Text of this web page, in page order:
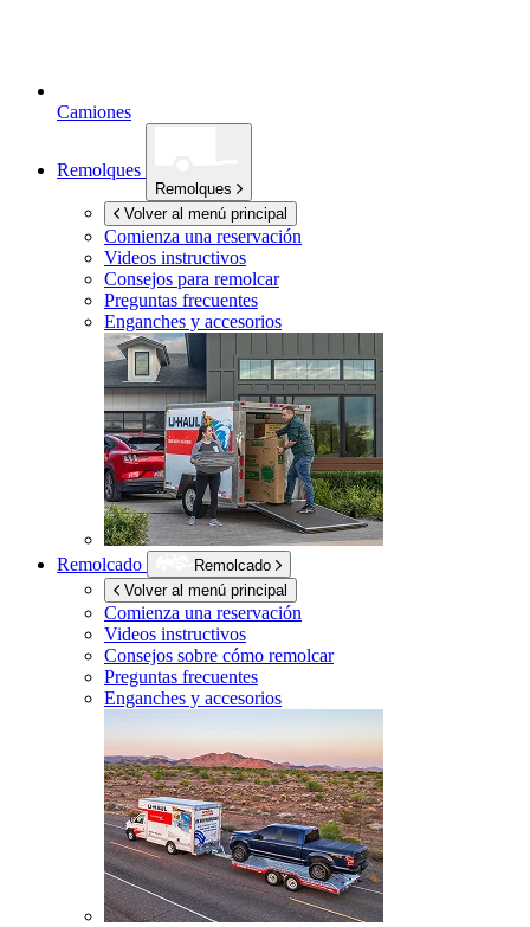
Camiones
Remolques
Remolques
Volver al menú principal
Comienza una reservación
Videos instructivos
Consejos para remolcar
Preguntas frecuentes
Enganches y accesorios
Remolcado
Remolcado
Volver al menú principal
Comienza una reservación
Videos instructivos
Consejos sobre cómo remolcar
Preguntas frecuentes
Enganches y accesorios